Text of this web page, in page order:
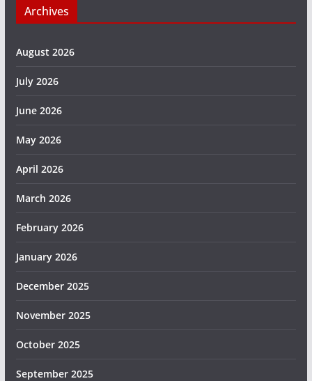
Archives
August 2026
July 2026
June 2026
May 2026
April 2026
March 2026
February 2026
January 2026
December 2025
November 2025
October 2025
September 2025